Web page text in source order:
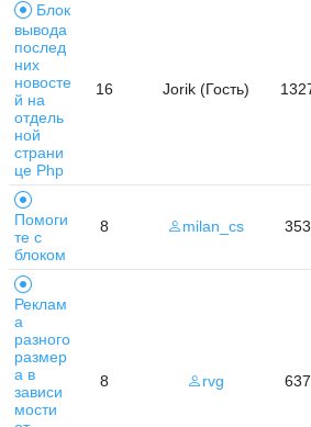
Блок
вывода
послед
них
новосте
й на
отдель
ной
страни
це Php
16 Jorik (Гость)
Помоги
те с
блоком
8 milan_cs
Реклам
а
разного
размер
а в
зависи
мости
8 rvg